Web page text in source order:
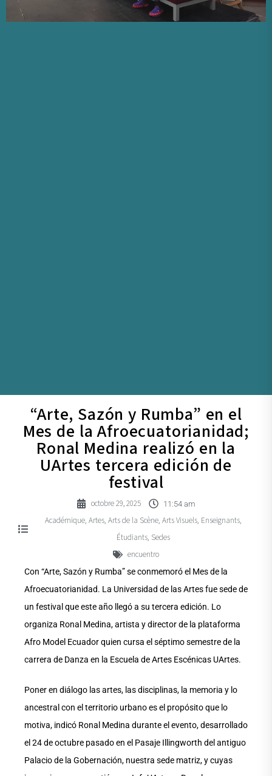
“Arte, Sazón y Rumba” en el
Mes de la Afroecuatorianidad;
Ronal Medina realizó en la
UArtes tercera edición de
festival
octobre 29, 2025 11:54 am
Académique Artes Arts de la Scène Arts Visuels Enseignants
Étudiants Sedes
encuentro
Con “Arte, Sazón y Rumba” se conmemoró el Mes de la
Afroecuatorianidad. La Universidad de las Artes fue sede de
un festival que este año llegó a su tercera edición. Lo
organiza Ronal Medina, artista y director de la plataforma
Afro Model Ecuador quien cursa el séptimo semestre de la
carrera de Danza en la Escuela de Artes Escénicas UArtes.
Poner en diálogo las artes, las disciplinas, la memoria y lo
ancestral con el territorio urbano es el propósito que lo
motiva, indicó Ronal Medina durante el evento, desarrollado
el 24 de octubre pasado en el Pasaje Illingworth del antiguo
Palacio de la Gobernación, nuestra sede matriz, y cuyas